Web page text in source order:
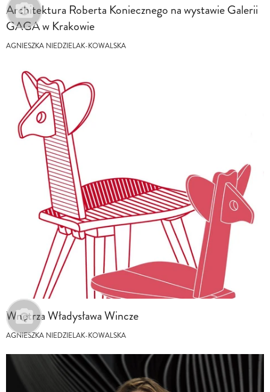
Architektura Roberta Koniecznego na wystawie Galerii
GAGA w Krakowie
AGNIESZKA NIEDZIELAK-KOWALSKA
Wnętrza Władysława Wincze
AGNIESZKA NIEDZIELAK-KOWALSKA